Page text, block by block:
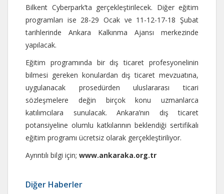
Bilkent Cyberpark’ta gerçekleştirilecek. Diğer eğitim
programları ise 28-29 Ocak ve 11-12-17-18 Şubat
tarihlerinde Ankara Kalkınma Ajansı merkezinde
yapılacak.
Eğitim programında bir dış ticaret profesyonelinin
bilmesi gereken konulardan dış ticaret mevzuatına,
uygulanacak prosedürden uluslararası ticari
sözleşmelere değin birçok konu uzmanlarca
katılımcılara sunulacak. Ankara’nın dış ticaret
potansiyeline olumlu katkılarının beklendiği sertifikalı
eğitim programı ücretsiz olarak gerçekleştiriliyor.
Ayrıntılı bilgi için; www.ankaraka.org.tr
Diğer Haberler